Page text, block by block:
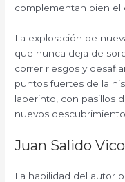
complementan bien el
La exploración de
que nunca deja de
correr riesgos y
puntos fuertes de la
laberinto, con pasillos
nuevos
Juan Salido
La habilidad del autor